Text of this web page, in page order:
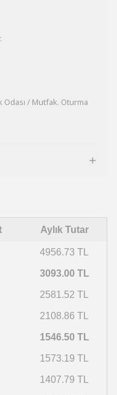
Odası / Mutfak. Oturma
Aylık Tutar
4956.73 TL
3093.00 TL
2581.52 TL
2108.86 TL
1546.50 TL
1573.19 TL
1407.79 TL